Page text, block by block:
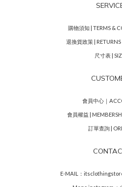
購物須知 | TERMS &
退換貨政策 |
尺寸表 |
會員中心｜
會員權益 |
訂單查詢 |
E-MAIL：